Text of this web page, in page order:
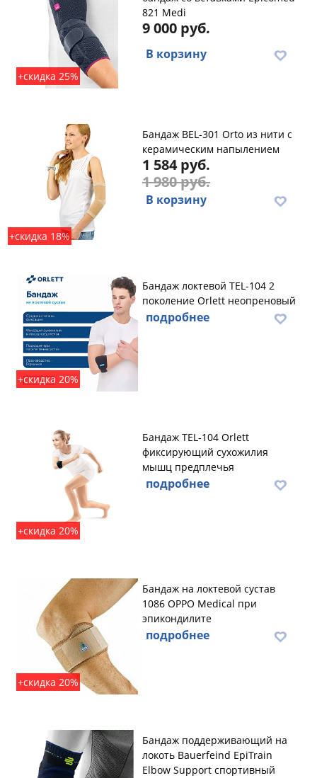
+скидка 25%
821 Medi
9 000 руб.
В корзину
+скидка 18%
Бандаж BEL-301 Orto из нити с
керамическим напылением
1 584 руб.
1 980 руб.
В корзину
+скидка 20%
Бандаж локтевой TEL-104 2
поколение Orlett неопреновый
подробнее
+скидка 20%
Бандаж TEL-104 Orlett
фиксирующий сухожилия
мышц предплечья
подробнее
+скидка 20%
Бандаж на локтевой сустав
1086 OPPO Medical при
эпикондилите
подробнее
Бандаж поддерживающий на
локоть Bauerfeind EpiTrain
Elbow Support спортивный